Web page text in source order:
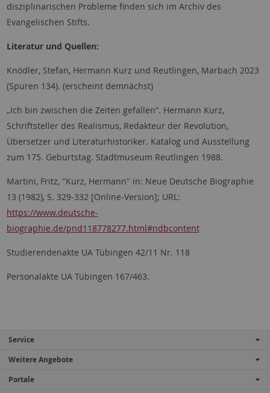
disziplinarischen Probleme finden sich im Archiv des
Evangelischen Stifts.
Literatur und Quellen:
Knödler, Stefan, Hermann Kurz und Reutlingen, Marbach 2023
(Spuren 134). (erscheint demnächst)
„Ich bin zwischen die Zeiten gefallen“. Hermann Kurz,
Schriftsteller des Realismus, Redakteur der Revolution,
Übersetzer und Literaturhistoriker. Katalog und Ausstellung
zum 175. Geburtstag. Stadtmuseum Reutlingen 1988.
Martini, Fritz, "Kurz, Hermann" in: Neue Deutsche Biographie
13 (1982), S. 329-332 [Online-Version]; URL:
https://www.deutsche-
biographie.de/pnd118778277.html#ndbcontent
Studierendenakte UA Tübingen 42/11 Nr. 118
Personalakte UA Tübingen 167/463.
Service
Weitere Angebote
Portale